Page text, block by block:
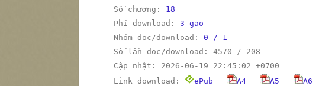
Số chương: 18
Phí download: 3 gạo
Nhóm đọc/download: 0 / 1
Số lần đọc/download: 4570 / 208
Cập nhật: 2026-06-19 22:45:02 +0700
Link download:
ePub A4 A5 A6